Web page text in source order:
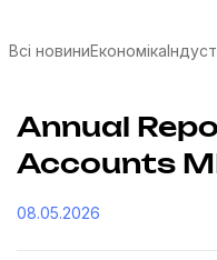
Всі новиниЕкономіка
Annual
Accounts
08.05.2026